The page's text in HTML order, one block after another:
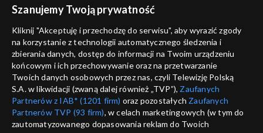
Szanujemy Twoją prywatność
Kliknij "Akceptuję i przechodzę do serwisu", aby wyrazić zgody
na korzystanie z technologii automatycznego śledzenia i
zbierania danych, dostęp do informacji na Twoim urządzeniu
końcowym i ich przechowywanie oraz na przetwarzanie
Twoich danych osobowych przez nas, czyli Telewizję Polską
S.A. w likwidacji (zwaną dalej również „TVP”), Zaufanych
Partnerów z IAB* (1201 firm) oraz pozostałych Zaufanych
Partnerów TVP (93 firm), w celach marketingowych (w tym do
zautomatyzowanego dopasowania reklam do Twoich